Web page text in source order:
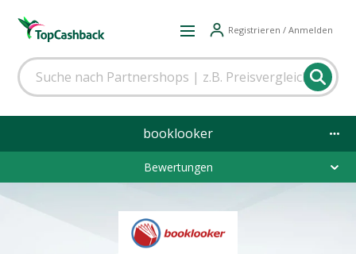
Registrieren / Anmelden
booklooker
Bewertungen